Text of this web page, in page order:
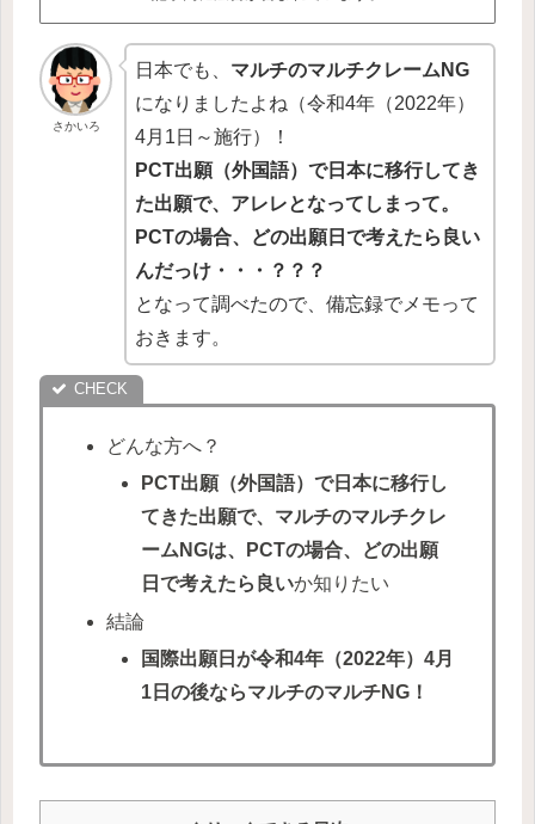
さかいろ
日本でも、 マルチのマルチクレームNG
になりましたよね（令和4年（2022年）
4月1日～施行）！
PCT出願（外国語）で日本に移行してき
た出願で、アレレとなってしまって。
PCTの場合、どの出願日で考えたら良い
んだっけ・・・？？？
となって調べたので、備忘録でメモって
おきます。
どんな方へ？
PCT出願（外国語）で日本に移行し
てきた出願で、 マルチのマルチクレ
ームNGは、
PCTの場合、どの出願
日で考えたら良いか知りたい
結論
国際出願日が令和4年（2022年）4月
1日の後ならマルチのマルチNG ！